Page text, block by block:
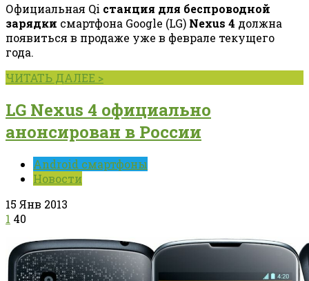
Официальная Qi станция для беспроводной
зарядки смартфона Google (LG) Nexus 4 должна
появиться в продаже уже в феврале текущего
года.
ЧИТАТЬ ДАЛЕЕ >
LG Nexus 4 официально
анонсирован в России
Android смартфоны
Новости
15 Янв 2013
1 40